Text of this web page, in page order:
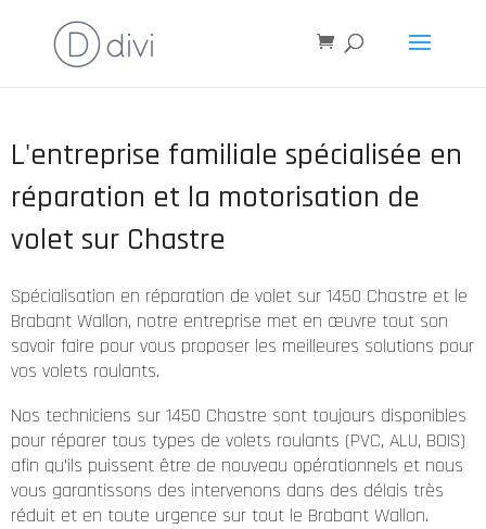
L'entreprise familiale spécialisée en
réparation et la motorisation de
volet sur Chastre
Spécialisation en réparation de volet sur 1450 Chastre et le
Brabant Wallon, notre entreprise met en œuvre tout son
savoir faire pour vous proposer les meilleures solutions pour
vos volets roulants.
Nos techniciens sur 1450 Chastre sont toujours disponibles
pour réparer tous types de volets roulants (PVC, ALU, BOIS)
afin qu’ils puissent être de nouveau opérationnels et nous
vous garantissons des intervenons dans des délais très
réduit et en toute urgence sur tout le Brabant Wallon.